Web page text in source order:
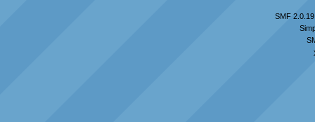
SMF 2.0.19